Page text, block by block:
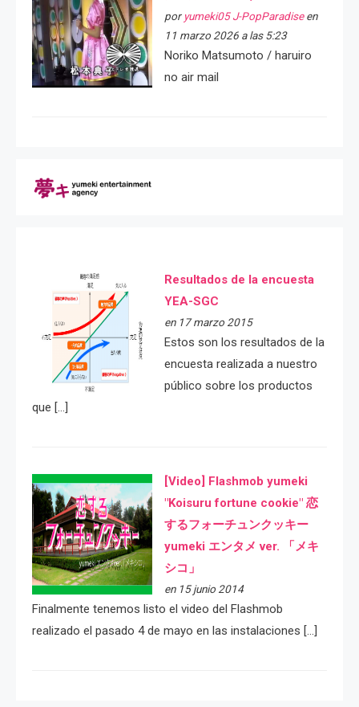
por yumeki05 J-PopParadiseen
11 marzo 2026 a las 5:23
Noriko Matsumoto / haruiro
no air mail
Resultados de la encuesta
YEA-SGC
en 17 marzo 2015
Estos son los resultados de la
encuesta realizada a nuestro
público sobre los productos
que […]
[Video] Flashmob yumeki
"Koisuru fortune cookie" 恋
するフォーチュンクッキー
yumeki エンタメ ver. 「メキ
シコ」
en 15 junio 2014
Finalmente tenemos listo el video del Flashmob
realizado el pasado 4 de mayo en las instalaciones […]